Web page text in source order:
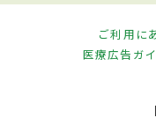
ご利用に
医療広告ガ